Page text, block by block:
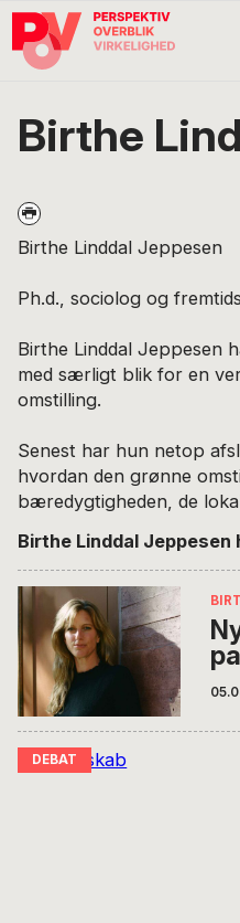
Gå
direkte
navigation
Skip
indhold
Gå
direkte
POV
International
Birthe
Birthe Linddal Jeppesen
Ph.d., sociolog og
Birthe Linddal Jeppesen
med særligt blik for en
omstilling.
Senest har hun netop
hvordan den grønne
bæredygtigheden, de
Birthe Linddal